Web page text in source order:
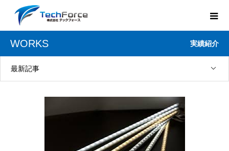
WORKS 実績紹介
最新記事